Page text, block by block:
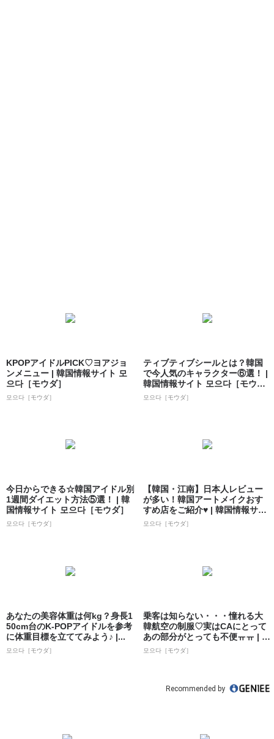
KPOPアイドルPICK♡ヨアジョ
ンメニュー | 韓国情報サイト 모
으다［モウダ］
모으다［モウダ］
ティブティブシールとは？韓国
で今人気のキャラクター⑥選！ |
韓国情報サイト 모으다［モウ
ダ］
모으다［モウダ］
今日からできる☆韓国アイドル別
1週間ダイエット方法⑤選！ | 韓
国情報サイト 모으다［モウダ］
모으다［モウダ］
【韓国・江南】日本人レビュー
が多い！韓国アートメイクおす
すめ店をご紹介♥ | 韓国情報サイ
ト 모으...
모으다［モウダ］
あなたの美容体重は何kg？身長1
50cm台のK-POPアイドルを参考
に体重目標を立ててみよう♪ |...
모으다［モウダ］
乗客は知らない・・・憧れる大
韓航空の制服♡実はCAにとって
あの部分がとっても不便ㅠㅠ | 韓
国情報...
모으다［モウダ］
Recommended by